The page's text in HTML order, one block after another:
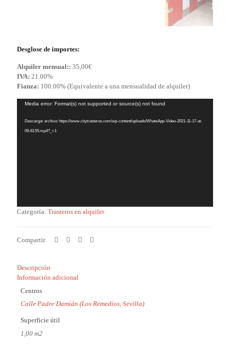
Desglose de importes:
Alquiler mensual:: 35,00€
IVA: 21.00%
Fianza: 100.00% (Equivalente a una mensualidad de alquiler)
Reproductor
vídeo
Media error: Format(s) not supported or source(s) not found
Descargar archivo: https://www.citytrasteros.com/wp-content/uploads/WhatsApp-Video-2021-11-17-at-
09.43.55.mp4?_=1
Categoría: Trasteros en alquiler
Compartir
Descripción
Información adicional
Centros
Calle Padre Damián (Los Remedios, Sevilla)
Superficie útil
1,00 m2